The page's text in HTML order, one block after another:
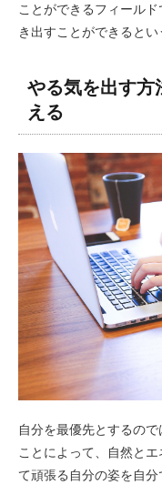
ことができるフィール
き出すことができるとい
やる気を出す
える
自分を最優先とするの
ことによって、自然と
て頑張る自分の姿を自